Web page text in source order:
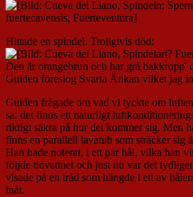
Hittade en spindel. Troligtvis död:
Den är orangebrun och har grå bakkropp'
Guiden föreslog Svarta Änkan vilket jag
Guiden frågade om vad vi tyckte om
sa: det finns ett naturligt
riktigt säkra på hur det kommer sig. Men
finns en parallell lavatub som sträcker sig
Han hade noterat, i ett par hål, vilka han
följde tidvattnet och just nu var det
visade på en tråd som hängde i ett av
inåt.